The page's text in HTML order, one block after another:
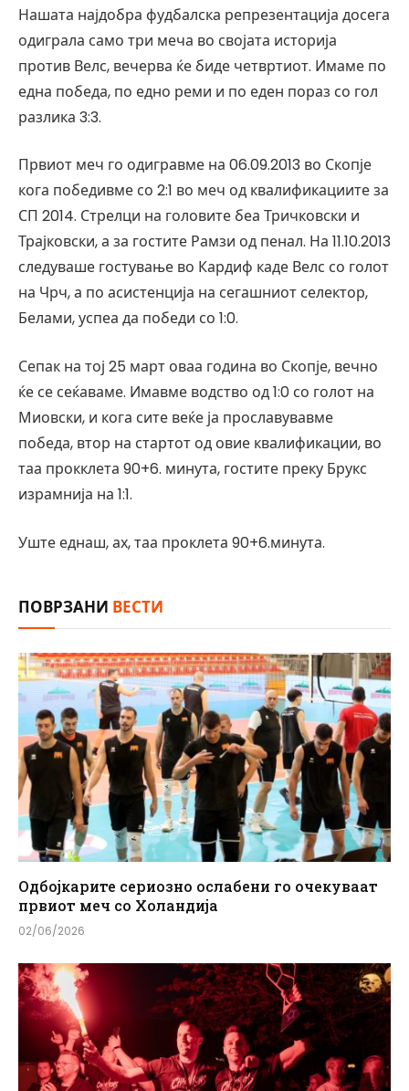
Нашата најдобра фудбалска репрезентација досега
одиграла само три меча во својата историја
против Велс, вечерва ќе биде четвртиот. Имаме по
една победа, по едно реми и по еден пораз со гол
разлика 3:3.
Првиот меч го одигравме на 06.09.2013 во Скопје
кога победивме со 2:1 во меч од квалификациите за
СП 2014. Стрелци на головите беа Тричковски и
Трајковски, а за гостите Рамзи од пенал. На 11.10.2013
следуваше гостување во Кардиф каде Велс со голот
на Чрч, а по асистенција на сегашниот селектор,
Белами, успеа да победи со 1:0.
Сепак на тој 25 март оваа година во Скопје, вечно
ќе се сеќаваме. Имавме водство од 1:0 со голот на
Миовски, и кога сите веќе ја прославувавме
победа, втор на стартот од овие квалификации, во
таа прокклета 90+6. минута, гостите преку Брукс
израмнија на 1:1.
Уште еднаш, ах, таа проклета 90+6.минута.
ПОВРЗАНИ ВЕСТИ
Одбојкарите сериозно ослабени го очекуваат
првиот меч со Холандија
02/06/2026